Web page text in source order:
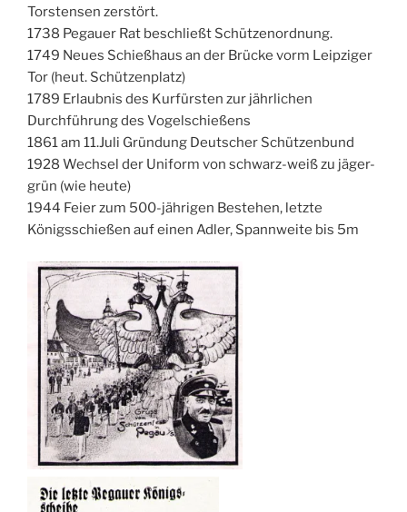
Torstensen zerstört.
1738 Pegauer Rat beschließt Schützenordnung.
1749 Neues Schießhaus an der Brücke vorm Leipziger
Tor (heut. Schützenplatz)
1789 Erlaubnis des Kurfürsten zur jährlichen
Durchführung des Vogelschießens
1861 am 11.Juli Gründung Deutscher Schützenbund
1928 Wechsel der Uniform von schwarz-weiß zu jäger-
grün (wie heute)
1944 Feier zum 500-jährigen Bestehen, letzte
Königsschießen auf einen Adler, Spannweite bis 5m